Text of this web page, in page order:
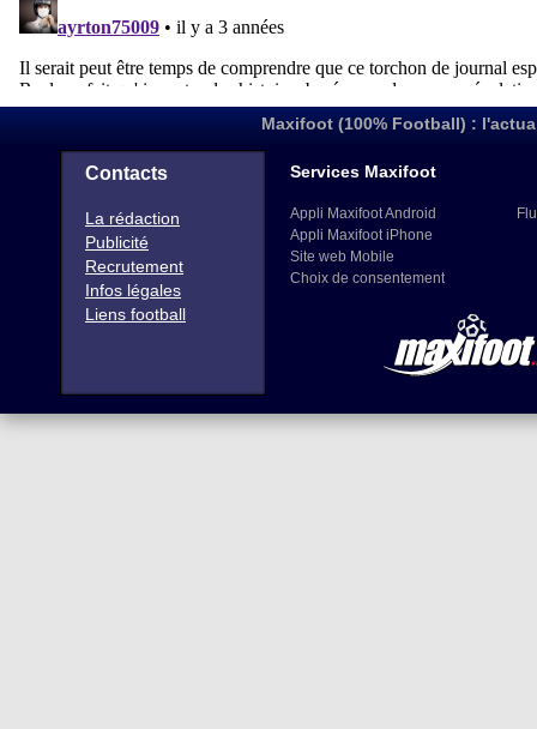
Maxifoot (100% Football) :
Contacts
La rédaction
Publicité
Recrutement
Infos légales
Liens football
Services Maxifoot
Appli Maxifoot Android
Appli Maxifoot iPhone
Site web Mobile
Choix de consentement